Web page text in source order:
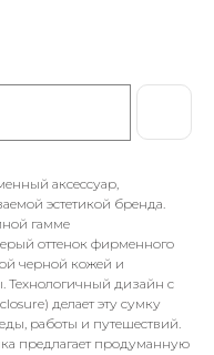
аксессуар,
эстетикой бренда.
гамме
оттенок фирменного
черной кожей и
Технологичный дизайн с
делает эту сумку
работы и путешествий.
предлагает продуманную